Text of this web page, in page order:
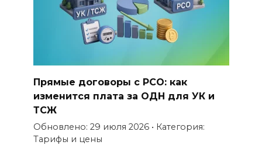
Прямые договоры с РСО: как
изменится плата за ОДН для УК и
ТСЖ
Обновлено: 29 июля 2026 • Категория:
Тарифы и цены